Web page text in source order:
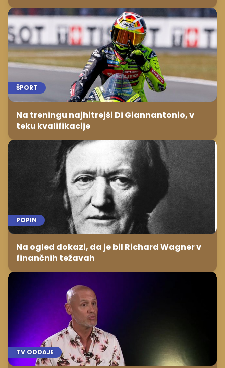
ŠPORT
Na treningu najhitrejši Di Giannantonio, v
teku kvalifikacije
POPIN
Na ogled dokazi, da je bil Richard Wagner v
finančnih težavah
TV ODDAJE